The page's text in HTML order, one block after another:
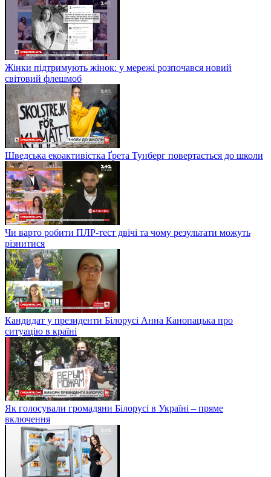
Жінки підтримують жінок: у мережі розпочався новий
світовий флешмоб
Шведська екоактивістка Ґрета Тунберг повертається до школи
Чи варто робити ПЛР-тест двічі та чому результати можуть
різнитися
Кандидат у президенти Білорусі Анна Канопацька про
ситуацію в країні
Як голосували громадяни Білорусі в Україні – пряме
включення